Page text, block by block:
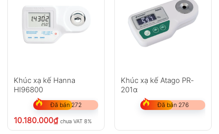
Khúc xạ kế Hanna
HI96800
Đã bán 272
10.180.000₫ chưa VAT 8%
Khúc xạ kế Atago PR-
201α
Đã bán 276